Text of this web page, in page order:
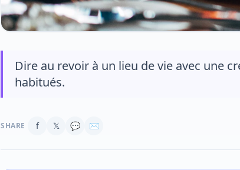
Dire au revoir à un lieu de vie avec une
habitués.
SHARE f 𝕏 💬 ✉